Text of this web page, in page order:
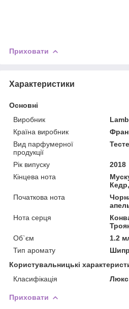
Приховати
Характеристики
Основні
Виробник
Країна виробник
Вид парфумерної
продукції
Рік випуску
2018
Кінцева нота
Початкова нота
Нота серця
Об`єм
1.2
Тип аромату
Користувальницькі
Класифікація
Люкс
Приховати